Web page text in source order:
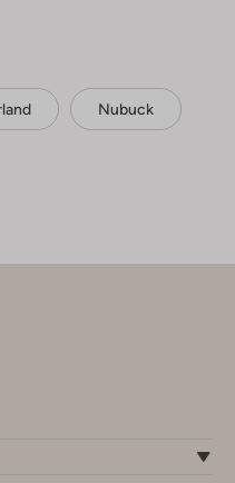
Nubuck